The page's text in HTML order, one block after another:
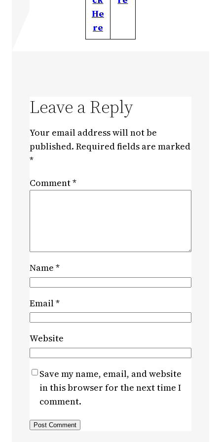
He
re
Leave a Reply
Your email address will not be
published. Required fields are marked
*
Comment*
Name *
Email*
Website
Save my name, email, and website
in this browser for the next time I
comment.